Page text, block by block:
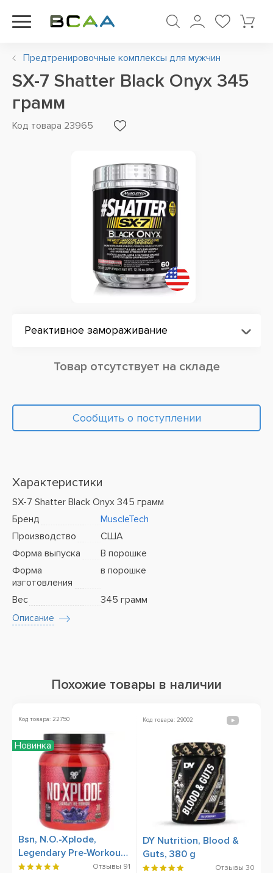
Предтренировочные комплексы для мужчин
SX-7 Shatter Black Onyx 345
грамм
Код товара 23965
Реактивное замораживание
Товар отсутствует на складе
Сообщить о поступлении
Характеристики
SX-7 Shatter Black Onyx 345 грамм
Бренд
MuscleTech
Производство
США
Форма выпуска
В порошке
Форма
изготовления
в порошке
Вес 345 грамм
Описание
Похожие товары в наличии
Код товара: 22750
Bsn, N.O.-Xplode,
Legendary Pre-Workout,
555 g
Отзывы 91
Новинка
Код товара: 29002
DY Nutrition, Blood &
Guts, 380 g
Отзывы 30